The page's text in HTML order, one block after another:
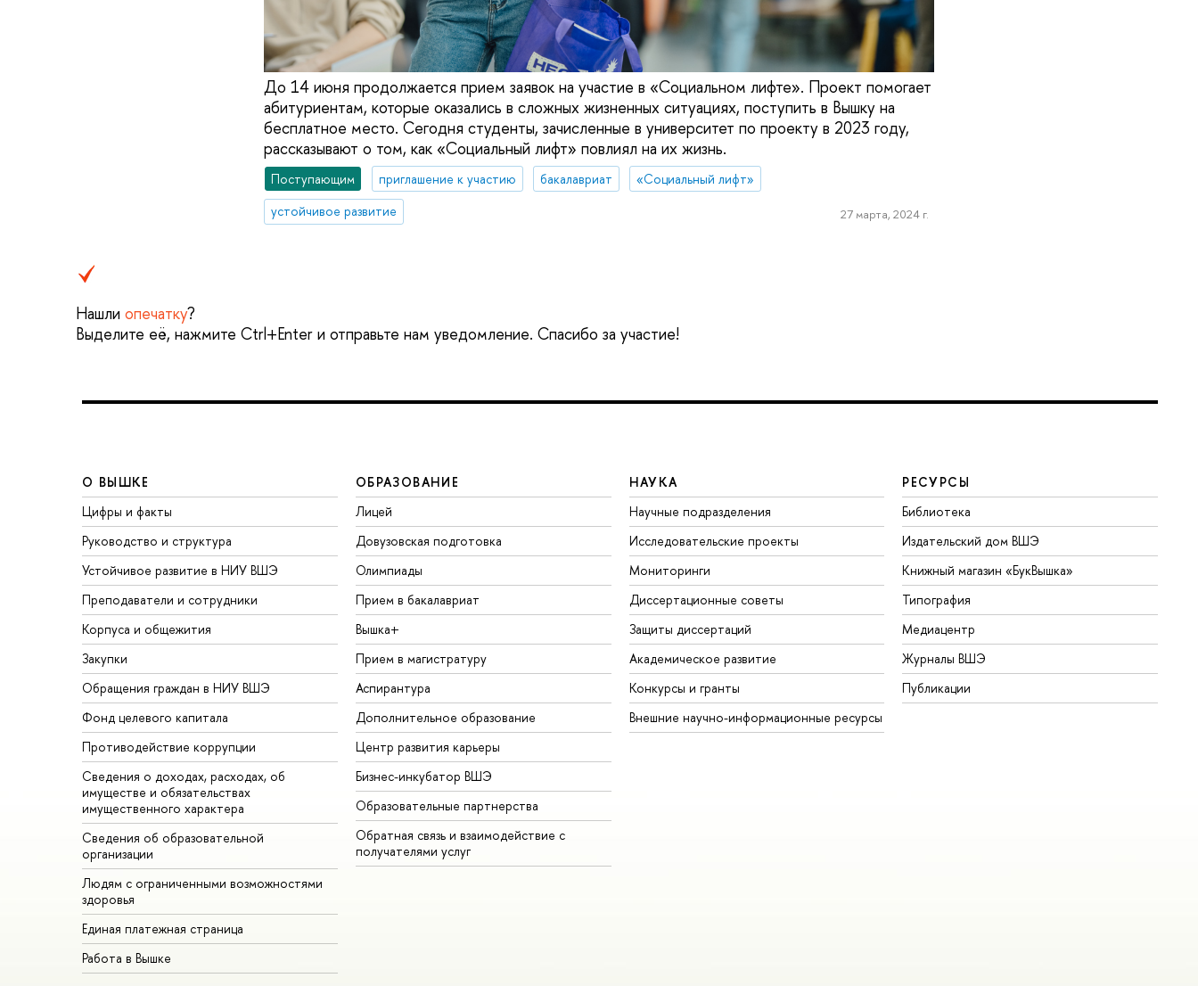
До 14 июня продолжается прием заявок на участие в «Социальном лифте». Проект помогает
абитуриентам, которые оказались в сложных жизненных ситуациях, поступить в Вышку на
бесплатное место. Сегодня студенты, зачисленные в университет по проекту в 2023 году,
рассказывают о том, как «Социальный лифт» повлиял на их жизнь.
Поступающим приглашение к участию бакалавриат
«Социальный лифт»
устойчивое развитие
27 марта, 2024 г.
Нашли опечатку?
Выделите её, нажмите Ctrl+Enter и отправьте нам уведомление. Спасибо за участие!
О ВЫШКЕ
Цифры и факты
Руководство и структура
Устойчивое развитие в НИУ ВШЭ
Преподаватели и сотрудники
Корпуса и общежития
Закупки
Обращения граждан в НИУ ВШЭ
Фонд целевого капитала
Противодействие коррупции
Сведения о доходах, расходах, об
имуществе и обязательствах
имущественного характера
Сведения об образовательной
организации
Людям с ограниченными возможностями
здоровья
Единая платежная страница
Работа в Вышке
ОБРАЗОВАНИЕ
Лицей
Довузовская подготовка
Олимпиады
Прием в бакалавриат
Вышка+
Прием в магистратуру
Аспирантура
Дополнительное образование
Центр развития карьеры
Бизнес-инкубатор ВШЭ
Образовательные партнерства
Обратная связь и взаимодействие с
получателями услуг
НАУКА
Научные подразделения
Исследовательские проекты
Мониторинги
Диссертационные советы
Защиты диссертаций
Академическое развитие
Конкурсы и гранты
Внешние научно-информационные ресурсы
РЕСУРСЫ
Библиотека
Издательский дом ВШЭ
Книжный магазин «БукВышка»
Типография
Медиацентр
Журналы ВШЭ
Публикации